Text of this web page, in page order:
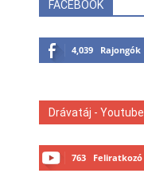
FACEBOOK
4,039 Rajongók
Drávatáj - Youtube
763 Feliratkozó